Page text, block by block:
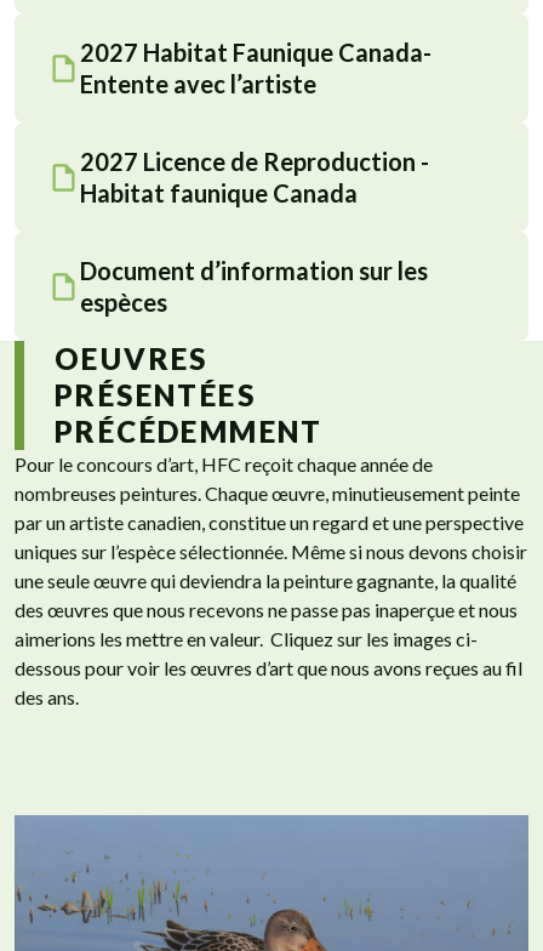
2027 Habitat Faunique Canada-
Entente avec l’artiste
2027 Licence de Reproduction -
Habitat faunique Canada
Document d’information sur les
espèces
OEUVRES
PRÉSENTÉES
PRÉCÉDEMMENT
Pour le concours d’art, HFC reçoit chaque année de
nombreuses peintures. Chaque œuvre, minutieusement peinte
par un artiste canadien, constitue un regard et une perspective
uniques sur l’espèce sélectionnée. Même si nous devons choisir
une seule œuvre qui deviendra la peinture gagnante, la qualité
des œuvres que nous recevons ne passe pas inaperçue et nous
aimerions les mettre en valeur. Cliquez sur les images ci-
dessous pour voir les œuvres d’art que nous avons reçues au fil
des ans.